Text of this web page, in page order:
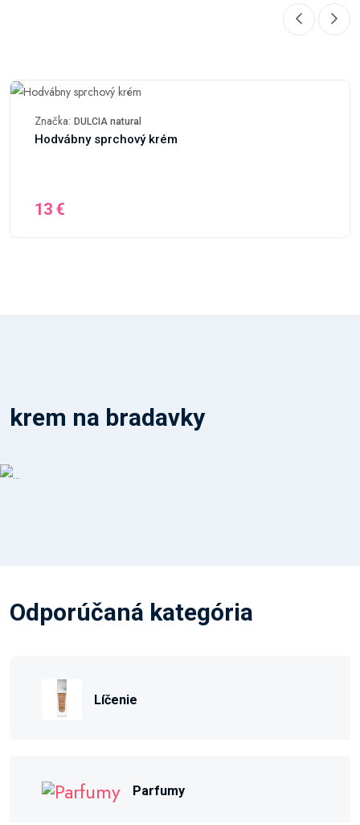
Značka: DULCIA natural
Hodvábny sprchový krém
13 €
krem na bradavky
Odporúčaná kategória
Líčenie
Parfumy